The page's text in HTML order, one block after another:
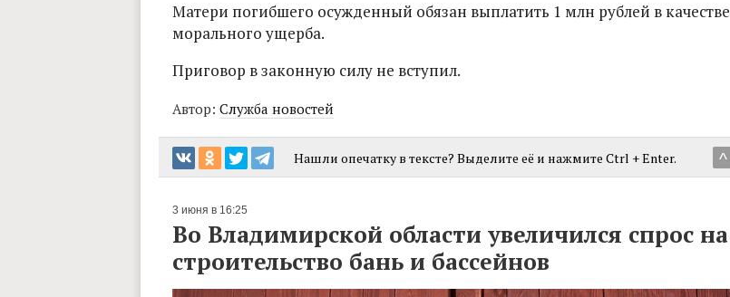
Матери погибшего осужденный обязан выплатить 1 млн рублей в качестве
морального ущерба.
Приговор в законную силу не вступил.
Автор: Служба новостей
^
Нашли опечатку в тексте? Выделите её и нажмите Ctrl + Enter.
3 июня в 16:25
Во Владимирской области увеличился спрос на
строительство бань и бассейнов